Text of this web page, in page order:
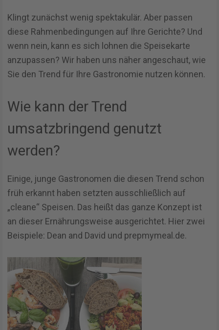
Klingt zunächst wenig spektakulär. Aber passen
diese Rahmenbedingungen auf Ihre Gerichte? Und
wenn nein, kann es sich lohnen die Speisekarte
anzupassen? Wir haben uns näher angeschaut, wie
Sie den Trend für Ihre Gastronomie nutzen können.
Wie kann der Trend
umsatzbringend genutzt
werden?
Einige, junge Gastronomen die diesen Trend schon
früh erkannt haben setzten ausschließlich auf
„cleane“ Speisen. Das heißt das ganze Konzept ist
an dieser Ernährungsweise ausgerichtet. Hier zwei
Beispiele: Dean and David und prepmymeal.de.